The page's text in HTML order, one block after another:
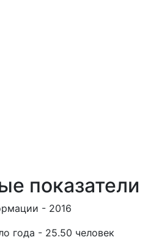
показатели
- 2016
года - 25.50 человек